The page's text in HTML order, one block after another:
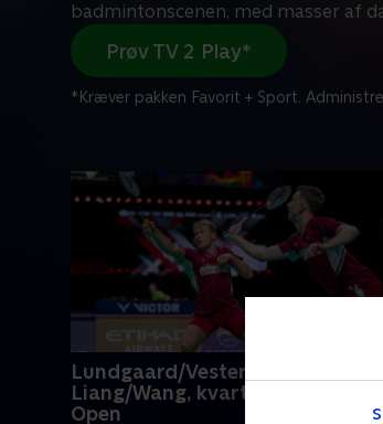
badmintonscenen, med masser af
Prøv TV 2 Play*
*Kræver pakken Favorit + Sport.
Lundgaard/Vestergaard-
Liang/Wang, kvartfinale, China
Open